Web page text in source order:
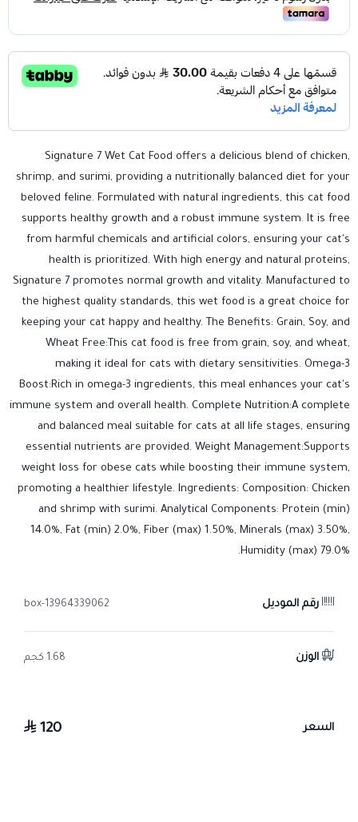
Signature 7 Wet Cat Food offers a delicious blend of chicken,
shrimp, and surimi, providing a nutritionally balanced diet for your
beloved feline. Formulated with natural ingredients, this cat food
supports healthy growth and a robust immune system. It is free
from harmful chemicals and artificial colors, ensuring your cat's
health is prioritized. With high energy and natural proteins,
Signature 7 promotes normal growth and vitality. Manufactured to
the highest quality standards, this wet food is a great choice for
keeping your cat happy and healthy. The Benefits: Grain, Soy, and
Wheat Free:This cat food is free from grain, soy, and wheat,
making it ideal for cats with dietary sensitivities. Omega-3
Boost:Rich in omega-3 ingredients, this meal enhances your cat's
immune system and overall health. Complete Nutrition:A complete
and balanced meal suitable for cats at all life stages, ensuring
essential nutrients are provided. Weight Management:Supports
weight loss for obese cats while boosting their immune system,
promoting a healthier lifestyle. Ingredients: Composition: Chicken
and shrimp with surimi. Analytical Components: Protein (min)
14.0%, Fat (min) 2.0%, Fiber (max) 1.50%, Minerals (max) 3.50%,
Humidity (max) 79.0%.
رقم الموديل 13964339062-box
الوزن 1.68 كجم
السعر 120